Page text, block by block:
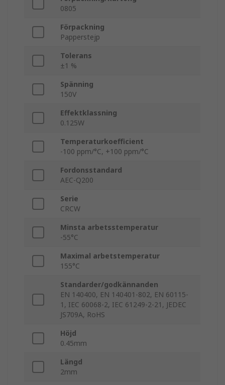
0805
Förpackning
Papperstejp
Tolerans
±1 %
Spänning
150V
Effektklassning
0.125W
Temperaturkoefficient
-100 ppm/°C, +100 ppm/°C
Fordonsstandard
AEC-Q200
Serie
CRCW
Minsta arbetsstemperatur
-55°C
Maximal arbetstemperatur
155°C
Standarder/godkännanden
EN 140400, EN 140401-802, EN 60115-
1, IEC 60068-2, IEC 61249-2-21, JEDEC
JS709A, RoHS
Höjd
0.45mm
Längd
2mm